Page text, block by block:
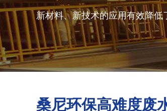
新材料、新技术的应用有效降低
桑尼环保高难度废